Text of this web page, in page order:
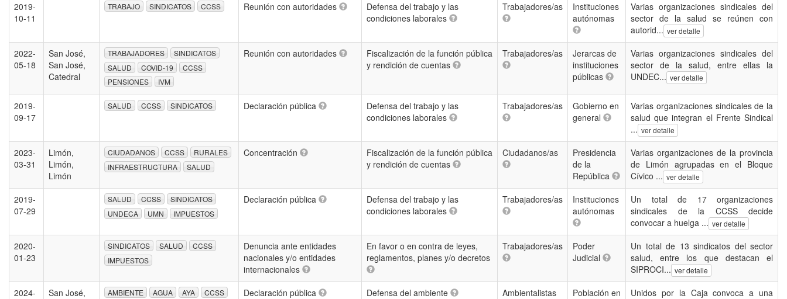
2019-
10-11
TRABAJO SINDICATOS CCSS Reunión con autoridades
Defensa del trabajo y las
condiciones laborales
Trabajadores/as
Instituciones
autónomas
Varias organizaciones sindicales del
sector de la salud se reúnen con
autorid... ver detalle
2022-
05-18
San José,
San José,
Catedral
TRABAJADORES
SINDICATOS
SALUD
COVID-19
CCSS
PENSIONES
IVM
Reunión con autoridades
Fiscalización de la función pública
y rendición de cuentas
Trabajadores/as
Jerarcas de
instituciones
públicas
Varias organizaciones sindicales del
sector de la salud, entre ellas la
UNDEC... ver detalle
2019-
09-17
SALUD CCSS SINDICATOS Declaración pública
Defensa del trabajo y las
condiciones laborales
Trabajadores/as
Gobierno en
general
Varias organizaciones sindicales de la
salud que integran el Frente Sindical
... ver detalle
2023-
03-31
Limón,
Limón,
Limón
CIUDADANOS CCSS
RURALES
INFRAESTRUCTURA
SALUD
Concentración
Fiscalización de la función pública
y rendición de cuentas
Ciudadanos/as
Presidencia
de la
República
Varias organizaciones de la provincia
de Limón agrupadas en el Bloque
Cívico ... ver detalle
2019-
07-29
SALUD CCSS
SINDICATOS
UNDECA
UMN IMPUESTOS
Declaración pública
Defensa del trabajo y las
condiciones laborales
Trabajadores/as
Instituciones
autónomas
Un total de 17 organizaciones
sindicales de la CCSS decide
convocar a huelga ... ver detalle
2020-
01-23
SINDICATOS SALUD
CCSS
IMPUESTOS
Denuncia ante entidades
nacionales y/o entidades
internacionales
En favor o en contra de leyes,
reglamentos, planes y/o decretos
Trabajadores/as
Poder
Judicial
Un total de 13 sindicatos del sector
salud, entre los que destacan el
SIPROCI... ver detalle
2024-
San José,
AMBIENTE AGUA AYA CCSS Declaración pública Defensa del ambiente Ambientalistas
Población en
Unidos por la Caja convoca a una